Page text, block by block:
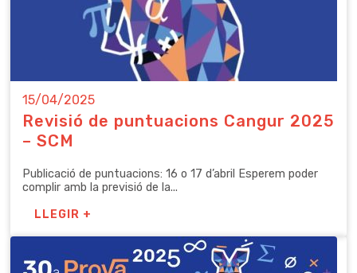
15/04/2025
Revisió de puntuacions Cangur 2025
– SCM
Publicació de puntuacions: 16 o 17 d’abril Esperem poder
complir amb la previsió de la...
LLEGIR +